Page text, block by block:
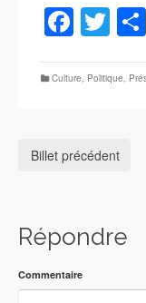
Culture, Politique,
Billet précédent
Répondre
Commentaire